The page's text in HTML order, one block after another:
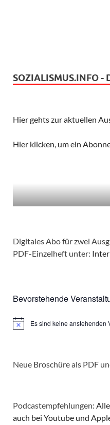
SOZIALISMUS.INFO -
Hier gehts zur aktuellen
Hier klicken, um ein
Digitales Abo für zwei
PDF-Einzelheft unter:
Bevorstehende
HinweisEs sind keine anstehenden
Neue Broschüre als PDF
Podcastempfehlungen:
auch bei Youtube und